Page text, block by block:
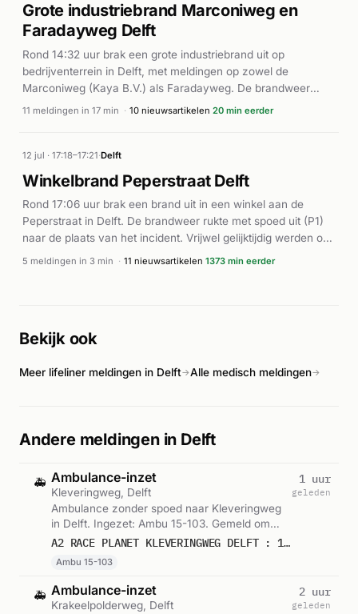
Grote industriebrand Marconiweg en
Faradayweg Delft
Rond 14:32 uur brak een grote industriebrand uit op
bedrijventerrein in Delft, met meldingen op zowel de
Marconiweg (Kaya B.V.) als Faradayweg. De brandweer
rukkte onmiddellijk uit met hoge prioriteit en zette meerdere
slaagde de brandweer erin overslag naar naburige bedrijven
te voorkomen. De brand veroorzaakte grote zwarte
rookwolken die in de wijde omgeving zichtbaar waren.
Omroep Delft meldde flinke vlammen en intense rook. De
brandweer bleef gedurende de burst voortdurend eenheden
inzetten en versterkingen aanvragen tot minstens 14:49 uur.
11 meldingen in 17 min · 10 nieuwsartikelen 20 min eerder
12 jul · 17:18–17:21·Delft
Winkelbrand Peperstraat Delft
Rond 17:06 uur brak een brand uit in een winkel aan de
Peperstraat in Delft. De brandweer rukte met spoed uit (P1)
naar de plaats van het incident. Vrijwel gelijktijdig werden ook
twee ambulances gealarmeerd, wat wijst op mogelijke
bekendgemaakt.
5 meldingen in 3 min · 11 nieuwsartikelen 1373 min eerder
Bekijk ook
Meer lifeliner meldingen in Delft→Alle medisch meldingen→
Andere meldingen in Delft
🚑 Ambulance-inzet
Kleveringweg, Delft
Ambulance zonder spoed naar Kleveringweg
in Delft. Ingezet: Ambu 15-103. Gemeld om
19:47.
A2 RACE PLANET KLEVERINGWEG DELFT : 15103
Ambu 15-103
1 uur
geleden
🚑 Ambulance-inzet
Krakeelpolderweg, Delft
2 uur
geleden